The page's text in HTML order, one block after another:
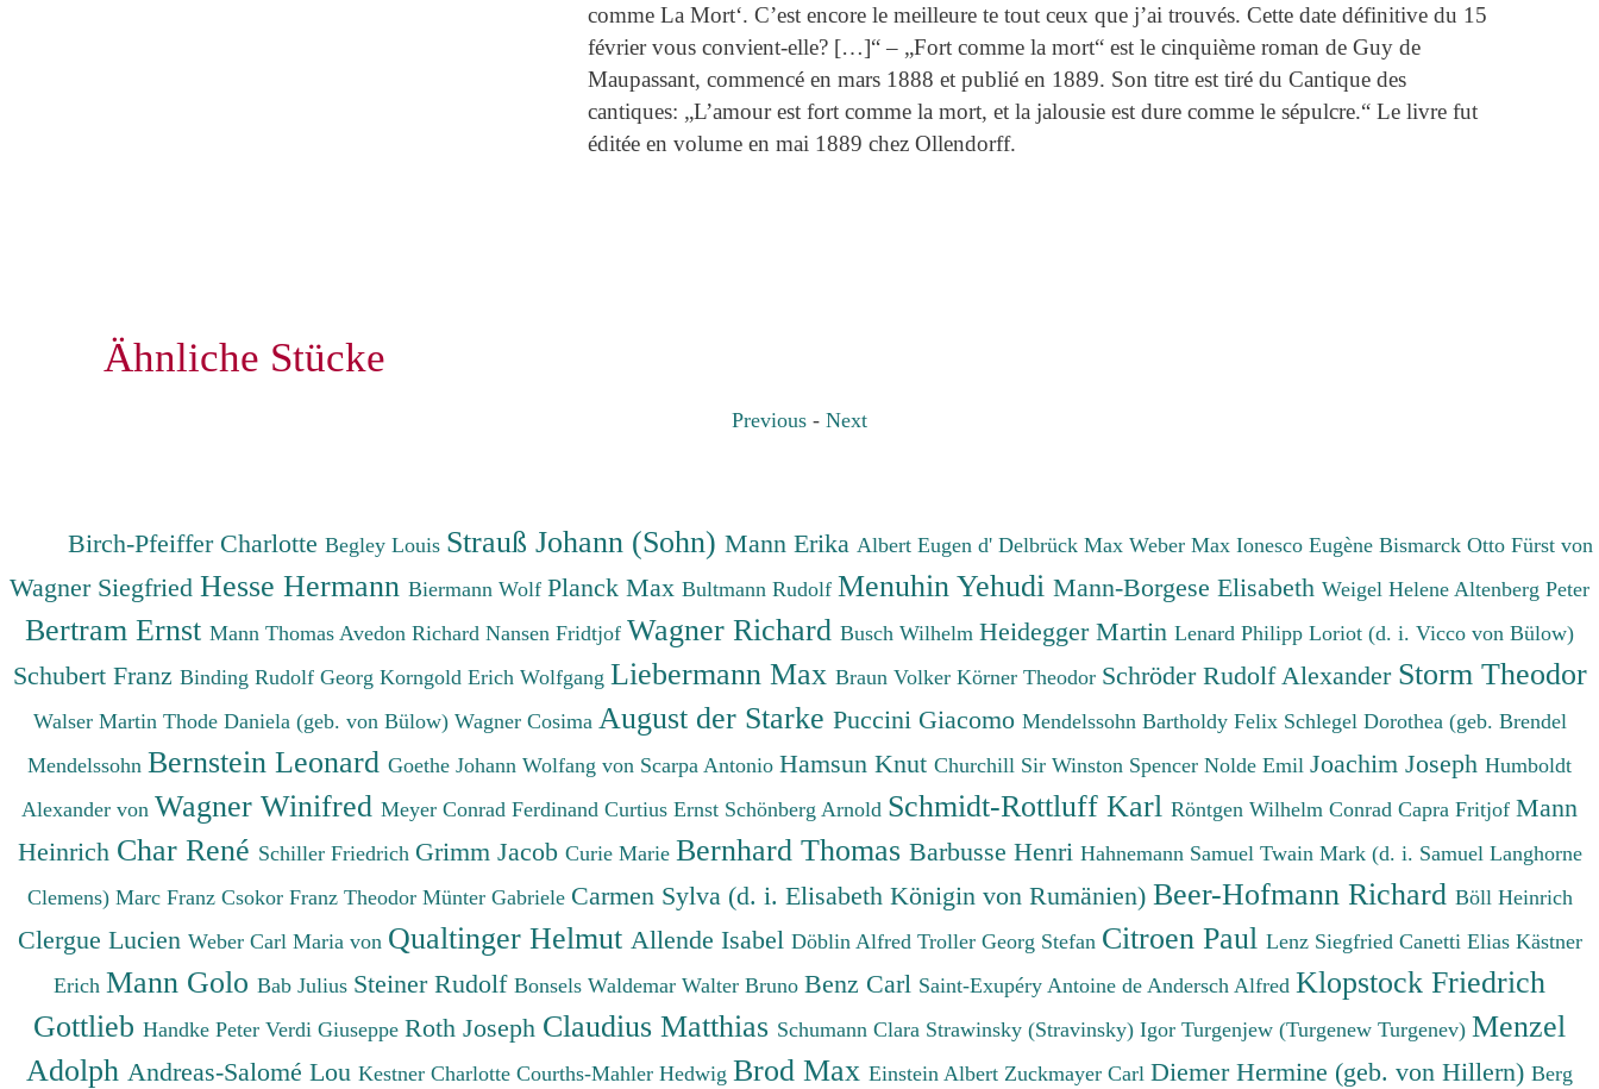
comme La Mort‘. C’est encore le meilleure te tout ceux que j’ai trouvés. Cette date définitive du 15
février vous convient-elle? […]“ – „Fort comme la mort“ est le cinquième roman de Guy de
Maupassant, commencé en mars 1888 et publié en 1889. Son titre est tiré du Cantique des
cantiques: „L’amour est fort comme la mort, et la jalousie est dure comme le sépulcre.“ Le livre fut
éditée en volume en mai 1889 chez Ollendorff.
Ähnliche Stücke
Previous - Next
Birch-Pfeiffer CharlotteBegley Louis Strauß Johann (Sohn)Mann Erika Albert Eugen d'Delbrück MaxWeber MaxIonesco EugèneBismarck Otto Fürst von
Wagner Siegfried Hesse Hermann Biermann Wolf Planck Max Bultmann Rudolf Menuhin Yehudi Mann-Borgese Elisabeth Weigel Helene Altenberg Peter
Bertram Ernst Mann Thomas Avedon Richard Nansen Fridtjof Wagner Richard Busch Wilhelm Heidegger Martin Lenard Philipp Loriot (d. i. Vicco von Bülow)
Schubert Franz Binding Rudolf Georg Korngold Erich Wolfgang Liebermann Max Braun Volker Körner Theodor Schröder Rudolf Alexander Storm Theodor
Walser Martin Thode Daniela (geb. von Bülow) Wagner Cosima August der Starke Puccini Giacomo Mendelssohn Bartholdy Felix Schlegel Dorothea (geb. Brendel
Mendelssohn Bernstein Leonard Goethe Johann Wolfang von Scarpa Antonio Hamsun Knut Churchill Sir Winston Spencer Nolde Emil Joachim Joseph Humboldt
Alexander von Wagner Winifred Meyer Conrad Ferdinand Curtius Ernst Schönberg Arnold Schmidt-Rottluff Karl Röntgen Wilhelm Conrad Capra Fritjof Mann
Heinrich Char René Schiller Friedrich Grimm Jacob Curie Marie Bernhard Thomas Barbusse Henri Hahnemann Samuel Twain Mark (d. i. Samuel Langhorne
Clemens) Marc Franz Csokor Franz Theodor Münter Gabriele Carmen Sylva (d. i. Elisabeth Königin von Rumänien) Beer-Hofmann Richard Böll Heinrich
Clergue Lucien Weber Carl Maria von Qualtinger Helmut Allende Isabel Döblin Alfred Troller Georg Stefan Citroen Paul Lenz Siegfried Canetti Elias Kästner
Erich Mann Golo Bab Julius Steiner Rudolf Bonsels Waldemar Walter Bruno Benz Carl Saint-Exupéry Antoine de Andersch Alfred Klopstock Friedrich
Gottlieb Handke Peter Verdi Giuseppe Roth Joseph Claudius Matthias Schumann Clara Strawinsky (Stravinsky) Igor Turgenjew (Turgenew Turgenev) Menzel
Adolph Andreas-Salomé Lou Kestner Charlotte Courths-Mahler Hedwig Brod Max Einstein Albert Zuckmayer Carl Diemer Hermine (geb. von Hillern) Berg